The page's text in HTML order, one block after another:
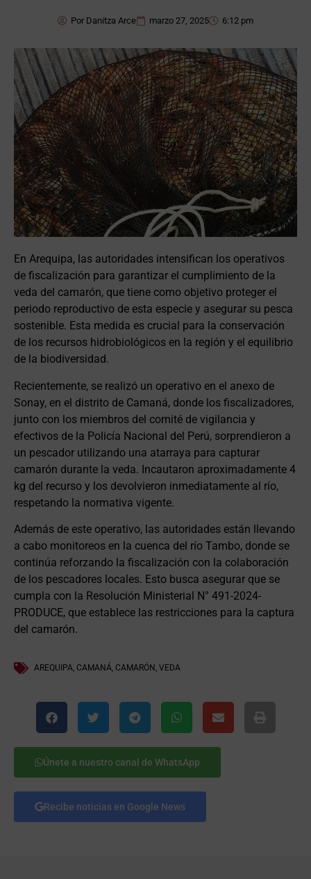
Por Danitza Arce marzo 27, 2025 6:12 pm
En Arequipa, las autoridades intensifican los operativos
de fiscalización para garantizar el cumplimiento de la
veda del camarón, que tiene como objetivo proteger el
periodo reproductivo de esta especie y asegurar su pesca
sostenible. Esta medida es crucial para la conservación
de los recursos hidrobiológicos en la región y el equilibrio
de la biodiversidad.
Recientemente, se realizó un operativo en el anexo de
Sonay, en el distrito de Camaná, donde los fiscalizadores,
junto con los miembros del comité de vigilancia y
efectivos de la Policía Nacional del Perú, sorprendieron a
un pescador utilizando una atarraya para capturar
camarón durante la veda. Incautaron aproximadamente 4
kg del recurso y los devolvieron inmediatamente al río,
respetando la normativa vigente.
Además de este operativo, las autoridades están llevando
a cabo monitoreos en la cuenca del río Tambo, donde se
continúa reforzando la fiscalización con la colaboración
de los pescadores locales. Esto busca asegurar que se
cumpla con la Resolución Ministerial N° 491-2024-
PRODUCE, que establece las restricciones para la captura
del camarón.
AREQUIPA, CAMANÁ, CAMARÓN , VEDA
Únete a nuestro canal de WhatsApp
Recibe noticias en Google News